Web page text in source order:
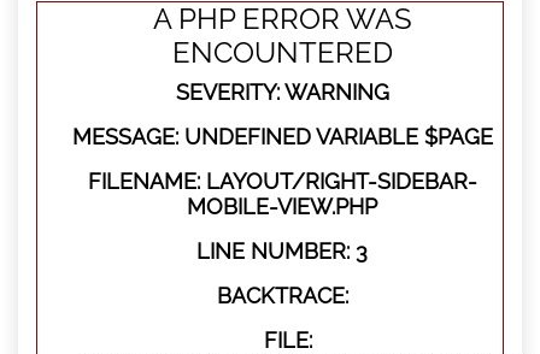
A PHP ERROR WAS
ENCOUNTERED
SEVERITY: WARNING
MESSAGE: UNDEFINED VARIABLE $PAGE
FILENAME: LAYOUT/RIGHT-SIDEBAR-
MOBILE-VIEW.PHP
LINE NUMBER: 3
BACKTRACE:
FILE: